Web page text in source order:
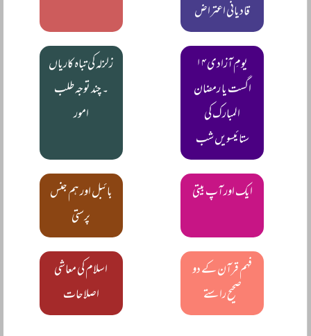
قادیانی اعتراض
یومِ آزادی ۱۴
اگست یا رمضان
المبارک کی
ستائیسویں شب
زلزلہ کی تباہ کاریاں
۔ چند توجہ طلب
امور
ایک اور آپ بیتی
بائبل اور ہم جنس
پرستی
فہم قرآن کے دو
صحیح راستے
اسلام کی معاشی
اصلاحات